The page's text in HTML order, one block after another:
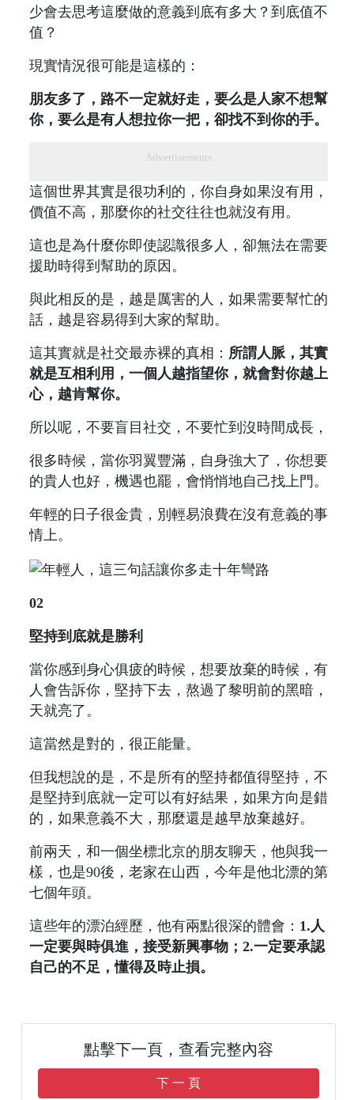
少會去思考這麼做的意義到底有多大？到底值不
值？
現實情況很可能是這樣的：
朋友多了，路不一定就好走，要么是人家不想幫
你，要么是有人想拉你一把，卻找不到你的手。
Advertisements
這個世界其實是很功利的，你自身如果沒有用，
價值不高，那麼你的社交往往也就沒有用。
這也是為什麼你即使認識很多人，卻無法在需要
援助時得到幫助的原因。
與此相反的是，越是厲害的人，如果需要幫忙的
話，越是容易得到大家的幫助。
這其實就是社交最赤裸的真相： 所謂人脈，其實
就是互相利用，一個人越指望你，就會對你越上
心，越肯幫你。
所以呢，不要盲目社交，不要忙到沒時間成長，
很多時候，當你羽翼豐滿，自身強大了，你想要
的貴人也好，機遇也罷，會悄悄地自己找上門。
年輕的日子很金貴，別輕易浪費在沒有意義的事
情上。
02
堅持到底就是勝利
當你感到身心俱疲的時候，想要放棄的時候，有
人會告訴你，堅持下去，熬過了黎明前的黑暗，
天就亮了。
這當然是對的，很正能量。
但我想說的是，不是所有的堅持都值得堅持，不
是堅持到底就一定可以有好結果，如果方向是錯
的，如果意義不大，那麼還是越早放棄越好。
前兩天，和一個坐標北京的朋友聊天，他與我一
樣，也是90後，老家在山西，今年是他北漂的第
七個年頭。
這些年的漂泊經歷，他有兩點很深的體會： 1.人
一定要與時俱進，接受新興事物；2.一定要承認
自己的不足，懂得及時止損。
點擊下一頁，查看完整內容
下 一 頁